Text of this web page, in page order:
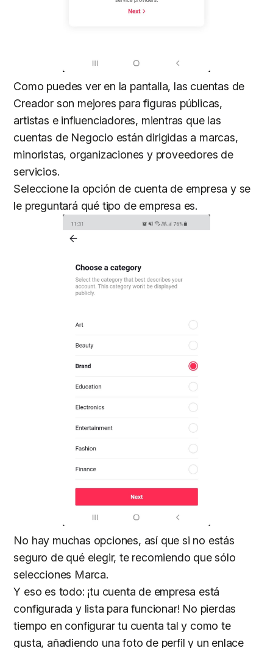
Como puedes ver en la pantalla, las cuentas de
Creador son mejores para figuras públicas,
artistas e influenciadores, mientras que las
cuentas de Negocio están dirigidas a marcas,
minoristas, organizaciones y proveedores de
servicios.
Seleccione la opción de cuenta de empresa y se
le preguntará qué tipo de empresa es.
No hay muchas opciones, así que si no estás
seguro de qué elegir, te recomiendo que sólo
selecciones Marca.
Y eso es todo: ¡tu cuenta de empresa está
configurada y lista para funcionar! No pierdas
tiempo en configurar tu cuenta tal y como te
gusta, añadiendo una foto de perfil y un enlace